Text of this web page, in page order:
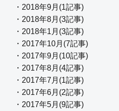
・2018年9月(1記事)
・2018年8月(3記事)
・2018年1月(3記事)
・2017年10月(7記事)
・2017年9月(10記事)
・2017年8月(4記事)
・2017年7月(1記事)
・2017年6月(2記事)
・2017年5月(9記事)